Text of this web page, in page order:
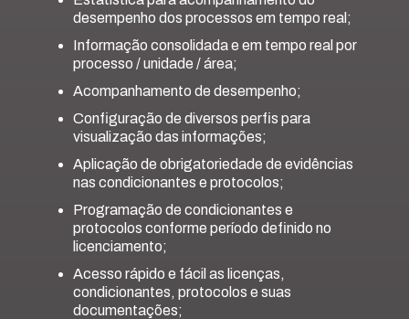
desempenho dos processos em tempo real;
Informação consolidada e em tempo real por
processo / unidade / área;
Acompanhamento de desempenho;
Configuração de diversos perfis para
visualização das informações;
Aplicação de obrigatoriedade de evidências
nas condicionantes e protocolos;
Programação de condicionantes e
protocolos conforme período definido no
licenciamento;
Acesso rápido e fácil as licenças,
condicionantes, protocolos e suas
documentações;